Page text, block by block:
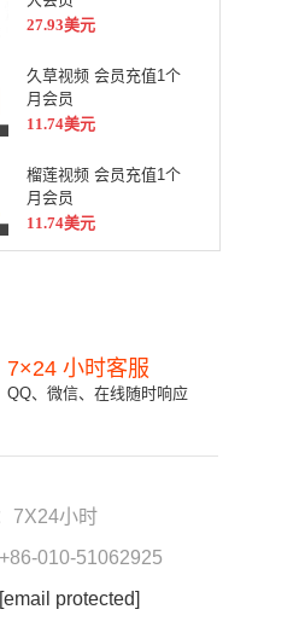
27.93美元
久草视频 会员充值1个
月会员
11.74美元
榴莲视频 会员充值1个
月会员
11.74美元
7×24 小时客服
QQ、微信、在线随时响应
7X24小时
010-51062925
[email protected]